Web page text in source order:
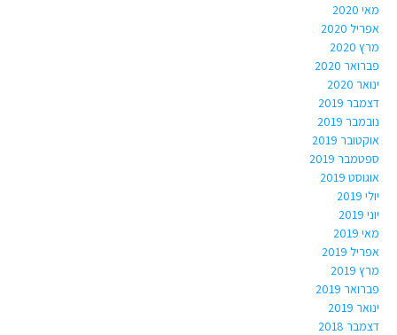
מאי 2020
אפריל 2020
מרץ 2020
פברואר 2020
ינואר 2020
דצמבר 2019
נובמבר 2019
אוקטובר 2019
ספטמבר 2019
אוגוסט 2019
יולי 2019
יוני 2019
מאי 2019
אפריל 2019
מרץ 2019
פברואר 2019
ינואר 2019
דצמבר 2018